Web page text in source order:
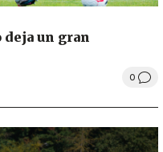
un gran
0